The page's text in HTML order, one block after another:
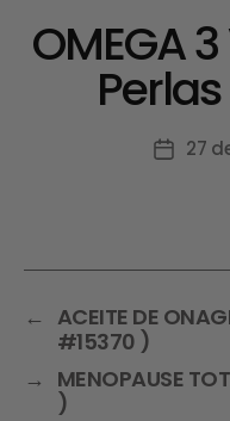
OMEGA
27
← ACEITE DE
#15370 )
→ MENOPAUSE
)